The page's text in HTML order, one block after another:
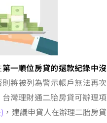
第一順位房貸的還款紀錄中沒
則將被列為警示帳戶無法再次
灣理財通二胎房貸可辦理項
，建議申貸人在辦理二胎房貸